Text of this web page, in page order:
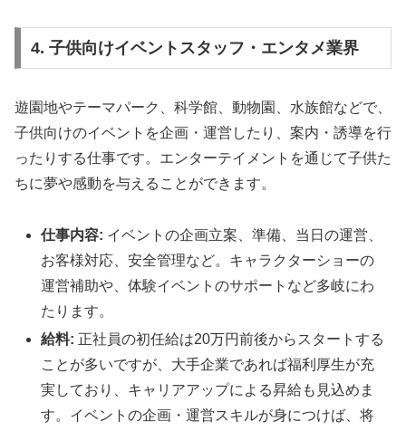
4. 子供向けイベントスタッフ・エンタメ業界
遊園地やテーマパーク、科学館、動物園、水族館などで、
子供向けのイベントを企画・運営したり、案内・誘導を行
ったりする仕事です。エンターテイメントを通じて子供た
ちに夢や感動を与えることができます。
仕事内容: イベントの企画立案、準備、当日の運営、
お客様対応、安全管理など。キャラクターショーの
運営補助や、体験イベントのサポートなど多岐にわ
たります。
給料: 正社員の初任給は20万円前後からスタートする
ことが多いですが、大手企業であれば福利厚生が充
実しており、キャリアアップによる昇給も見込めま
す。イベントの企画・運営スキルが身につけば、将